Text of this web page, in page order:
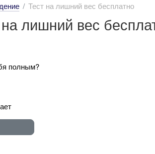
Тест на лишний вес бесплатно
лишний вес
полным?